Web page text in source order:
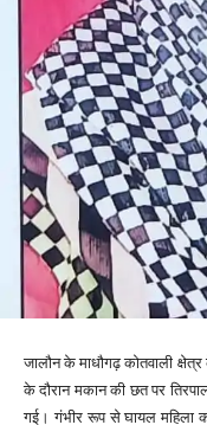
जालौन के माधौगढ़ कोतवाली
के दौरान मकान की छत पर
गई। गंभीर रूप से घायल महिला